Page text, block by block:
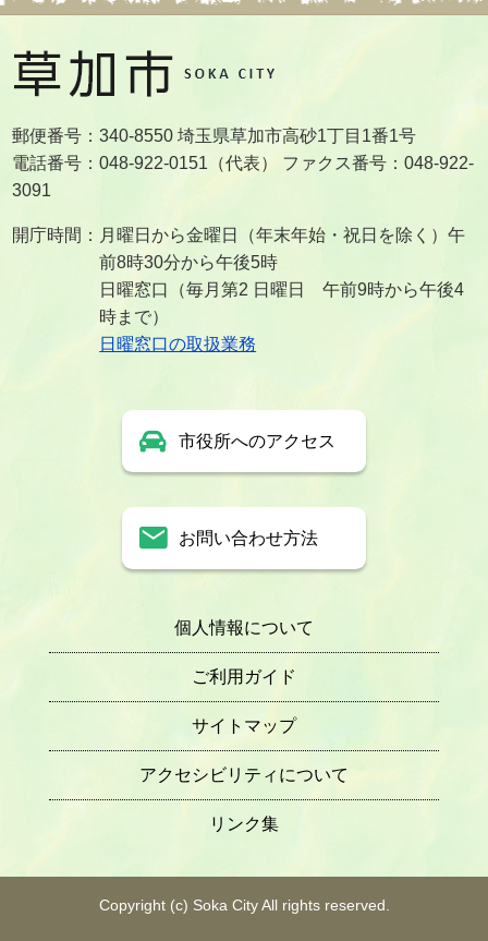
郵便番号：340-8550 埼玉県草加市高砂1丁目1番1号
電話番号：048-922-0151（代表） ファクス番号：048-922-
3091
開庁時間：月曜日から金曜日（年末年始・祝日を除く）午
前8時30分から午後5時
日曜窓口（毎月第2 日曜日 午前9時から午後4
時まで）
日曜窓口の取扱業務
市役所へのアクセス
お問い合わせ方法
個人情報について
ご利用ガイド
サイトマップ
アクセシビリティについて
リンク集
Copyright (c) Soka City All rights reserved.